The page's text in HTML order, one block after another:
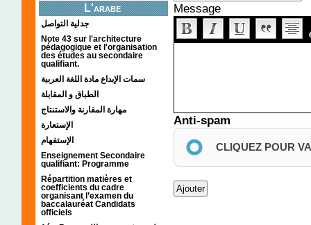
L'arabe
جدلية التواصل
Note 43 sur l'architecture
pédagogique et l'organisation
des études au secondaire
qualifiant.
سمات الإبداع مادة اللغة العربية
الطباق و المقابلة
مهارة المقارنة والاستنتاج
الإستعارة
الإستفهام
Enseignement Secondaire
qualifiant: Programme
Répartition matières et
coefficients du cadre
organisant l’examen du
baccalauréat Candidats
officiels
Message
Anti-spam
CLIQUEZ POUR